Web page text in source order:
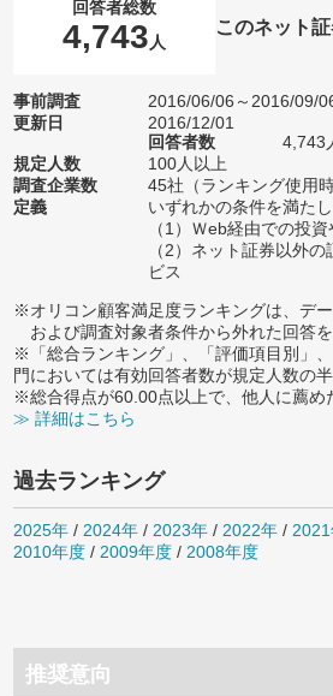
回答者総数
4,743 人
このネット
事前調査
2016/06/06～2016/09/
更新日
2016/12/01
回答者数
4,743
規定人数
100人以上
調査企業数
45社（ランキング使用
定義
いずれかの条件を満た
（1）Ｗeb経由での投
（2）ネット証券以外
ビス
※オリコン顧客満足度ランキングは、デ
および調査対象者条件から外れた回答
※「総合ランキング」、「評価項目別」
門においては有効回答者数が規定人数の
※総合得点が60.00点以上で、他人に薦め
≫ 詳細はこちら
過去ランキング
2025年 / 2024年 / 2023年 / 2022年 /
2010年度 / 2009年度 / 2008年度
推奨意向